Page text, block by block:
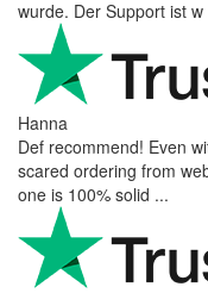
wurde. Der Support ist w
Hanna
Def recommend! Even
scared ordering from
one is 100% solid ...